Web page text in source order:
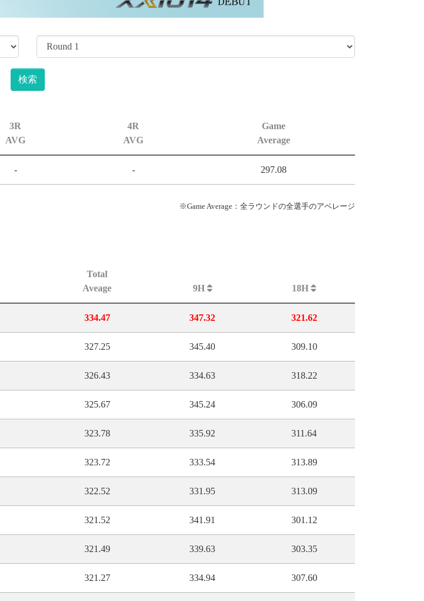
3R
AVG
4R
AVG
Game
Average
- - 297.08
※Game Average：全ラウンドの全選手のアベレージ
Total
Aveage
9H 18H
334.47 347.32 321.62
327.25 345.40 309.10
326.43 334.63 318.22
325.67 345.24 306.09
323.78 335.92 311.64
323.72 333.54 313.89
322.52 331.95 313.09
321.52 341.91 301.12
321.49 339.63 303.35
321.27 334.94 307.60